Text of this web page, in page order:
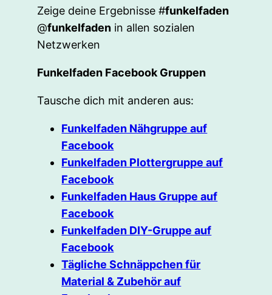
Zeige deine Ergebnisse #funkelfaden
@funkelfaden in allen sozialen
Netzwerken
Funkelfaden Facebook Gruppen
Tausche dich mit anderen aus:
Funkelfaden Nähgruppe auf
Facebook
Funkelfaden Plottergruppe auf
Facebook
Funkelfaden Haus Gruppe auf
Facebook
Funkelfaden DIY-Gruppe auf
Facebook
Tägliche Schnäppchen für
Material & Zubehör auf